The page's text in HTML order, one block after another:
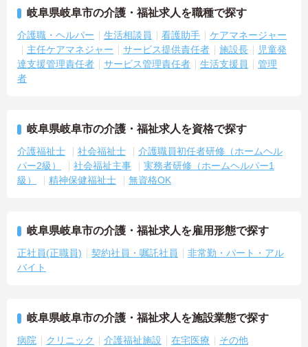
岐阜県岐阜市の介護・福祉求人を職種で探す
介護職・ヘルパー 生活相談員 看護助手
ケアマネージャー
主任ケアマネジャー
サービス提供責任者 施設長
児童発
達支援管理責任者
サービス管理責任者 生活支援員
管理
者
岐阜県岐阜市の介護・福祉求人を資格で探す
介護福祉士 社会福祉士
介護職員初任者研修（ホームヘル
パー2級）
社会福祉主事
実務者研修（ホームヘルパー1
級）
精神保健福祉士 無資格OK
岐阜県岐阜市の介護・福祉求人を雇用形態で探す
正社員(正職員) 契約社員・嘱託社員
非常勤・パート・アル
バイト
岐阜県岐阜市の介護・福祉求人を施設業態で探す
病院 クリニック 介護福祉施設 在宅医療 その他